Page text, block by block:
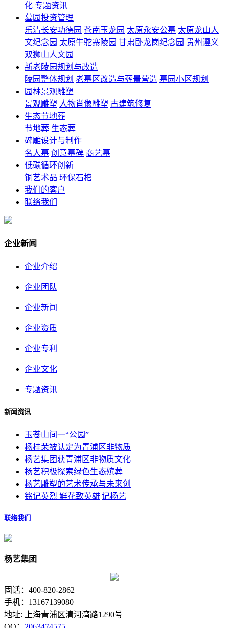
化 专题资讯
墓园投资管理
乐清长安功德园 苍南玉龙园 太原永安公墓 太原龙山人
文纪念园 太原牛驼寨陵园 甘肃卧龙岗纪念园 贵州遵义
双狮山人文园
新老陵园规划与改造
陵园整体规划 老墓区改造与葬景营造 墓园小区规划
园林景观雕塑
景观雕塑 人物肖像雕塑 古建筑修复
生态节地葬
节地葬 生态葬
碑雕设计与制作
名人墓 创意墓碑 商艺墓
低碳循环创新
铜艺术品 环保石棺
我们的客户
联络我们
企业新闻
企业介绍
企业团队
企业新闻
企业资质
企业专利
企业文化
专题资讯
新闻资讯
玉苍山间一“公园”
杨桂荣被认定为青浦区非物质
杨艺集团获青浦区非物质文化
杨艺积极探索绿色生态殡葬
杨艺雕塑的艺术传承与未来创
铭记英烈 鲜花致英雄|记杨艺
联络我们
杨艺集团
固话：400-820-2862
手机：13167139080
地址: 上海青浦区清河湾路1290号